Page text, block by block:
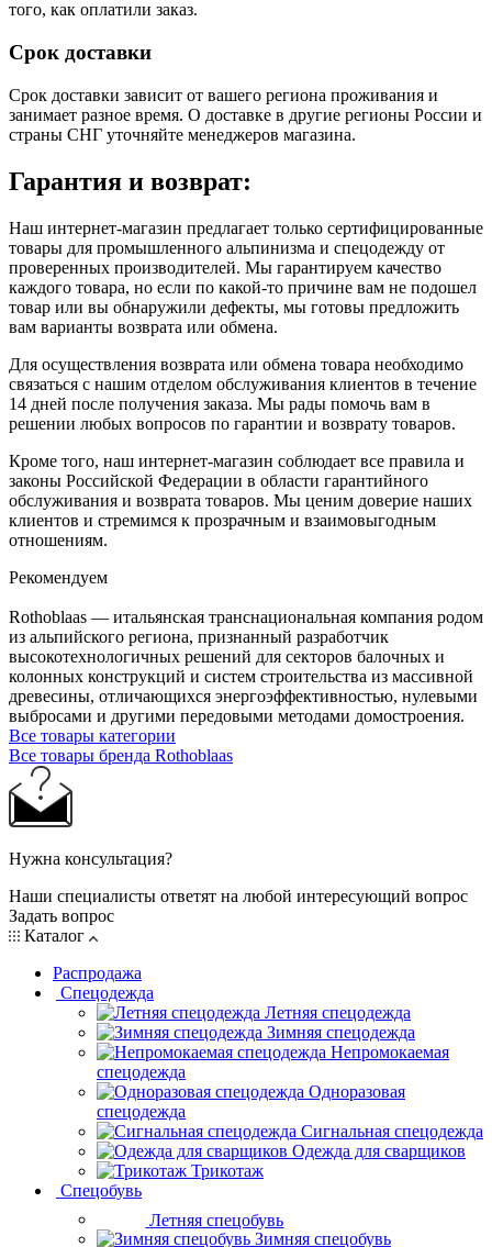
того, как оплатили заказ.
Срок доставки
Срок доставки зависит от вашего региона проживания и
занимает разное время. О доставке в другие регионы России и
страны СНГ уточняйте менеджеров магазина.
Гарантия и возврат:
Наш интернет-магазин предлагает только сертифицированные
товары для промышленного альпинизма и спецодежду от
проверенных производителей. Мы гарантируем качество
каждого товара, но если по какой-то причине вам не подошел
товар или вы обнаружили дефекты, мы готовы предложить
вам варианты возврата или обмена.
Для осуществления возврата или обмена товара необходимо
связаться с нашим отделом обслуживания клиентов в течение
14 дней после получения заказа. Мы рады помочь вам в
решении любых вопросов по гарантии и возврату товаров.
Кроме того, наш интернет-магазин соблюдает все правила и
законы Российской Федерации в области гарантийного
обслуживания и возврата товаров. Мы ценим доверие наших
клиентов и стремимся к прозрачным и взаимовыгодным
отношениям.
Рекомендуем
Rothoblaas — итальянская транснациональная компания родом
из альпийского региона, признанный разработчик
высокотехнологичных решений для секторов балочных и
колонных конструкций и систем строительства из массивной
древесины, отличающихся энергоэффективностью, нулевыми
выбросами и другими передовыми методами домостроения.
Все товары категории
Все товары бренда Rothoblaas
Нужна консультация?
Наши специалисты ответят на любой интересующий вопрос
Задать вопрос
Каталог
Распродажа
Спецодежда
Летняя спецодежда
Зимняя спецодежда
Непромокаемая
спецодежда
Одноразовая
спецодежда
Сигнальная спецодежда
Одежда для сварщиков
Трикотаж
Спецобувь
Летняя спецобувь
Зимняя спецобувь